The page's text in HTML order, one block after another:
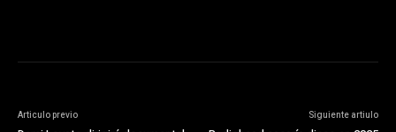
Articulo previo Siguiente artiulo